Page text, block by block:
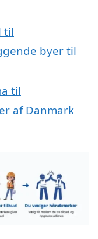
til
byer til
til
af Danmark